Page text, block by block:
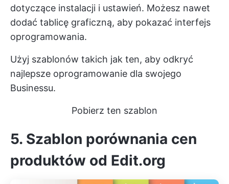
dotyczące instalacji i ustawień. Możesz nawet
dodać tablicę graficzną, aby pokazać interfejs
oprogramowania.
Użyj szablonów takich jak ten, aby odkryć
najlepsze oprogramowanie dla swojego
Businessu.
Pobierz ten szablon
5. Szablon porównania cen
produktów od Edit.org